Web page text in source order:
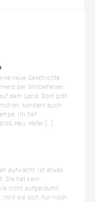
neue Geschichte
der Winterferien
dem Land. Dort gibt
sondern auch
Im tief
Heu, Hafer […]
aufwacht, ist etwas
Sie hat kein
nicht aufgeräumt.
rollt sie sich nur noch